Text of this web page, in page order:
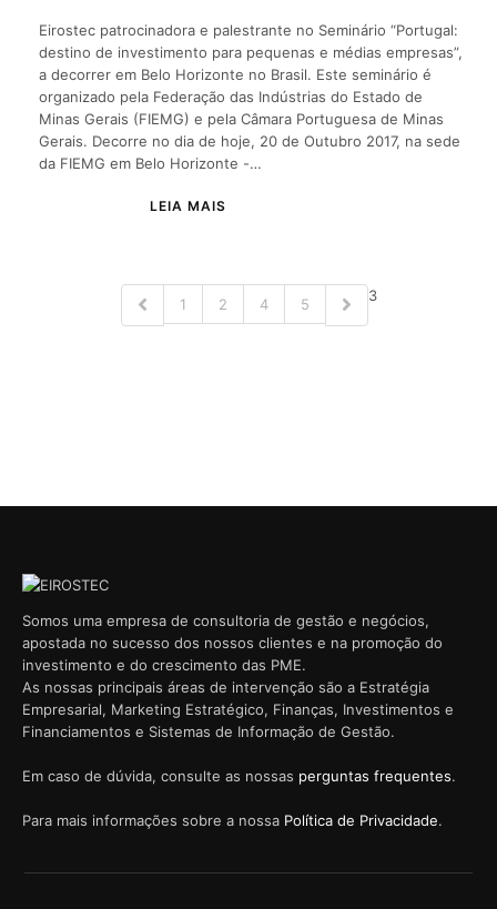
Eirostec patrocinadora e palestrante no Seminário “Portugal:
destino de investimento para pequenas e médias empresas”,
a decorrer em Belo Horizonte no Brasil. Este seminário é
organizado pela Federação das Indústrias do Estado de
Minas Gerais (FIEMG) e pela Câmara Portuguesa de Minas
Gerais. Decorre no dia de hoje, 20 de Outubro 2017, na sede
da FIEMG em Belo Horizonte -…
1 2 3
4 5
Somos uma empresa de consultoria de gestão e negócios,
apostada no sucesso dos nossos clientes e na promoção do
investimento e do crescimento das PME.
As nossas principais áreas de intervenção são a Estratégia
Empresarial, Marketing Estratégico, Finanças, Investimentos e
Financiamentos e Sistemas de Informação de Gestão.
Em caso de dúvida, consulte as nossas perguntas frequentes.
Para mais informações sobre a nossa Política de Privacidade.